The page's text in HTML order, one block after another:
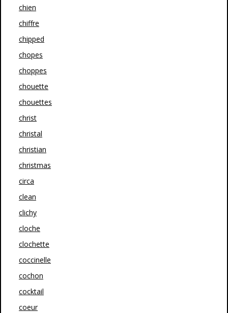
chien
chiffre
chipped
chopes
choppes
chouette
chouettes
christ
christal
christian
christmas
circa
clean
clichy
cloche
clochette
coccinelle
cochon
cocktail
coeur